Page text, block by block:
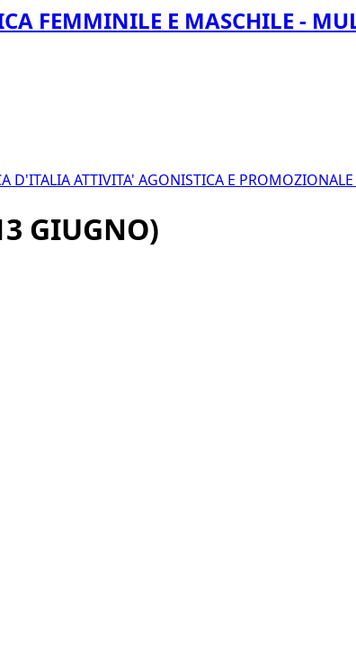
FEMMINILE E MASCHILE -
D'ITALIAATTIVITA' AGONISTICA E PROMOZIONALE
GIUGNO)